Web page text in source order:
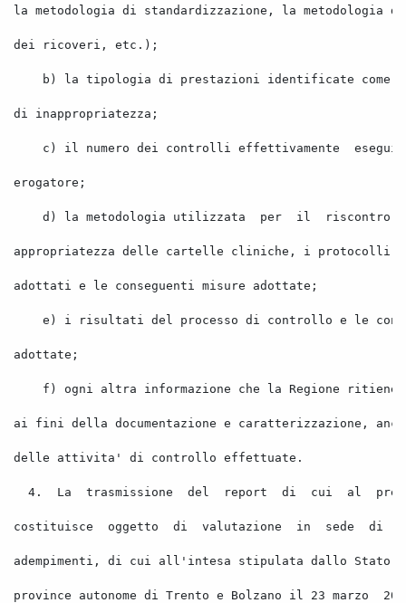
la metodologia di standardizzazione, la metodologia di
dei ricoveri, etc.);
b) la tipologia di prestazioni identificate come
di inappropriatezza;
c) il numero dei controlli effettivamente
erogatore;
d) la metodologia utilizzata per il riscontro
appropriatezza delle cartelle cliniche, i protocolli
adottati e le conseguenti misure adottate;
e) i risultati del processo di controllo e le
adottate;
f) ogni altra informazione che la Regione ritiene
ai fini della documentazione e caratterizzazione,
delle attivita' di controllo effettuate.
4. La trasmissione del report di cui al
costituisce oggetto di valutazione in sede di
adempimenti, di cui all'intesa stipulata dallo Stato
province autonome di Trento e Bolzano il 23 marzo